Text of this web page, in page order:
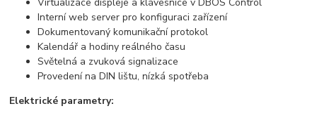
Virtualizace displeje a klávesnice v DBOS Control
Interní web server pro konfiguraci zařízení
Dokumentovaný komunikační protokol
Kalendář a hodiny reálného času
Světelná a zvuková signalizace
Provedení na DIN lištu, nízká spotřeba
Elektrické parametry: